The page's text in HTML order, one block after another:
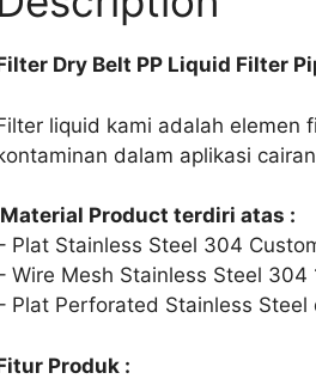
Dry Belt PP Liquid Filter
liquid kami adalah elemen
dalam aplikasi
Material Product terdiri atas :
Plat Stainless Steel 304
Wire Mesh Stainless Steel 304
Plat Perforated Stainless
Produk :